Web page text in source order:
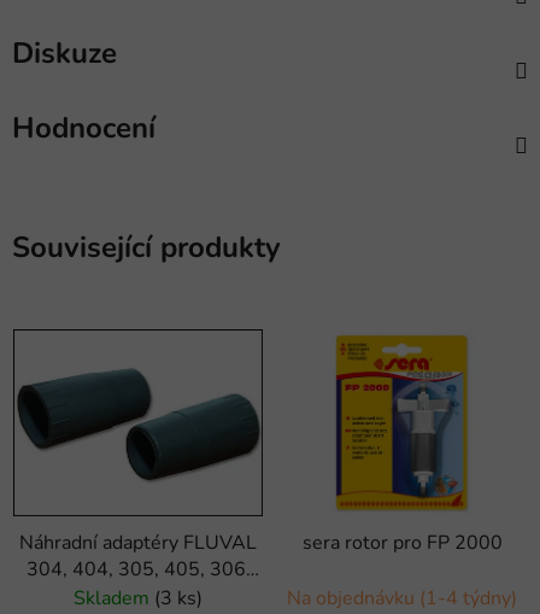
Diskuze
Hodnocení
Související produkty
Náhradní adaptéry FLUVAL
304, 404, 305, 405, 306,
406 (2ks)
Skladem (3 ks)
sera rotor pro FP 2000
Na objednávku (1-4 týdny)